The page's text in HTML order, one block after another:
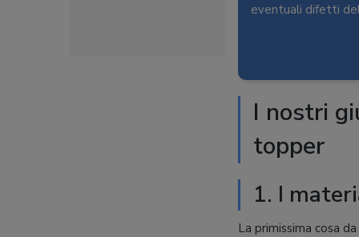
eventuali difetti
I nostri
topper
1. I
La primissima cosa